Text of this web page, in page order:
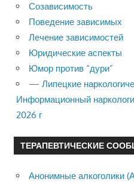
Созависимость
Поведение зависимых
Лечение зависимостей
Юридические аспекты
Юмор против “дури”
— Липецкие
Информационный
2026 г
ТЕРАПЕВТИЧЕСКИЕ
Анонимные алкоголики